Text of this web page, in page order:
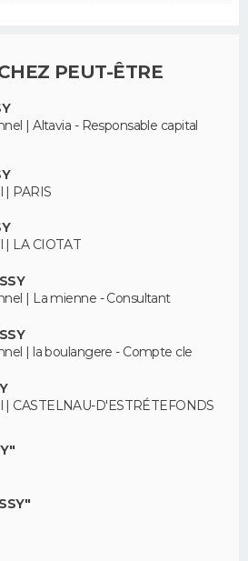
PEUT-ÊTRE
| Altavia - Responsable capital
| PARIS
| LA CIOTAT
| La mienne - Consultant
| la boulangere - Compte cle
| CASTELNAU-D'ESTRÉTEFONDS